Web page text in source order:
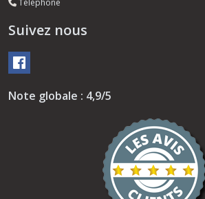
Téléphone
Suivez nous
Note globale : 4,9/5